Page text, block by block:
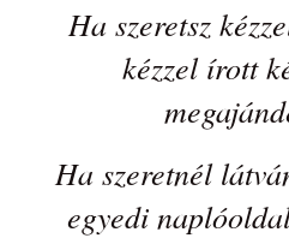
Ha szeretsz
kézzel írott
Ha szeretnél
egyedi